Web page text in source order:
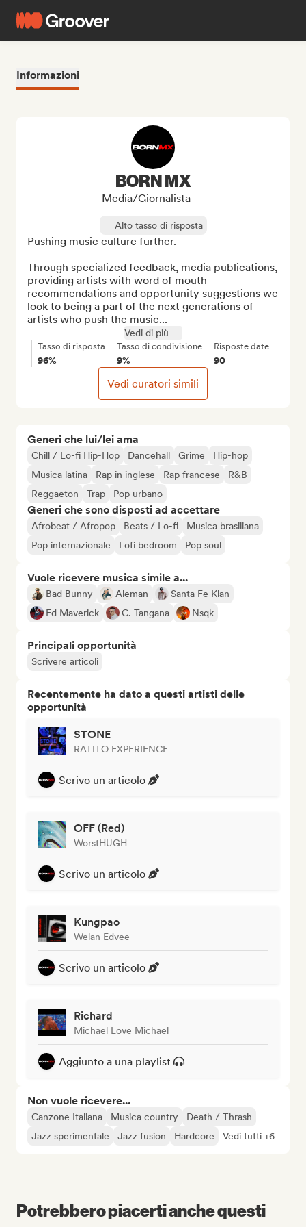
Informazioni
Generi che lui/lei ama
Chill / Lo-fi Hip-Hop Dancehall Grime
Hip-hop
Musica latina
Rap in inglese Rap francese
R&B
Reggaeton
Trap Pop urbano
Generi che sono disposti ad accettare
Afrobeat / Afropop Beats / Lo-fi
Musica brasiliana
Pop internazionale
Lofi bedroom Pop soul
Vuole ricevere musica simile a...
Bad Bunny Aleman
Santa Fe Klan
Ed Maverick
C. Tangana Nsqk
Principali opportunità
Scrivere articoli
Recentemente ha dato a questi artisti delle
opportunità
STONE
RATITO EXPERIENCE
Scrivo un articolo
OFF (Red)
WorstHUGH
Scrivo un articolo
Kungpao
Welan Edvee
Scrivo un articolo
Richard
Michael Love Michael
Aggiunto a una playlist
Non vuole ricevere...
Canzone Italiana Musica country
Death / Thrash
Jazz sperimentale
Jazz fusion Hardcore Vedi tutti +6
BORN MX
Media/Giornalista
Alto tasso di risposta
Pushing music culture further.
Through specialized feedback, media publications,
providing artists with word of mouth
recommendations and opportunity suggestions we
look to being a part of the next generations of
artists who push the music...
Vedi di più
Tasso di risposta
96%
Tasso di condivisione
9%
Risposte date
90
Vedi curatori simili
Potrebbero piacerti anche questi